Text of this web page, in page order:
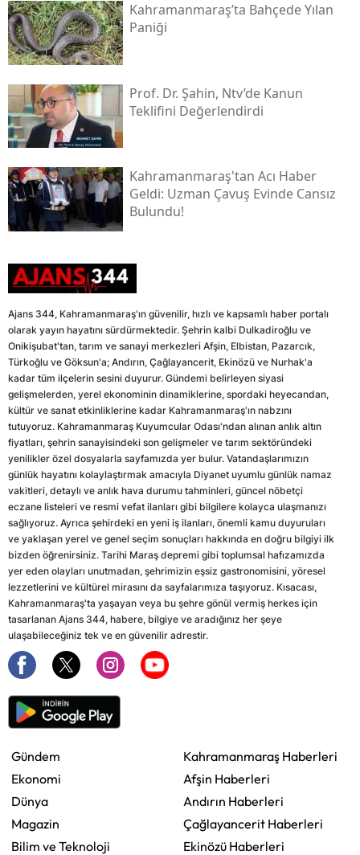
Kahramanmaraş’ta Bahçede Yılan
Paniği
Prof. Dr. Şahin, Ntv’de Kanun
Teklifini Değerlendirdi
Kahramanmaraş'tan Acı Haber
Geldi: Uzman Çavuş Evinde Cansız
Bulundu!
Ajans 344, Kahramanmaraş'ın güvenilir, hızlı ve kapsamlı haber portalı
olarak yayın hayatını sürdürmektedir. Şehrin kalbi Dulkadiroğlu ve
Onikişubat'tan, tarım ve sanayi merkezleri Afşin, Elbistan, Pazarcık,
Türkoğlu ve Göksun'a; Andırın, Çağlayancerit, Ekinözü ve Nurhak'a
kadar tüm ilçelerin sesini duyurur. Gündemi belirleyen siyasi
gelişmelerden, yerel ekonominin dinamiklerine, spordaki heyecandan,
kültür ve sanat etkinliklerine kadar Kahramanmaraş'ın nabzını
tutuyoruz. Kahramanmaraş Kuyumcular Odası'ndan alınan anlık altın
fiyatları, şehrin sanayisindeki son gelişmeler ve tarım sektöründeki
yenilikler özel dosyalarla sayfamızda yer bulur. Vatandaşlarımızın
günlük hayatını kolaylaştırmak amacıyla Diyanet uyumlu günlük namaz
vakitleri, detaylı ve anlık hava durumu tahminleri, güncel nöbetçi
eczane listeleri ve resmi vefat ilanları gibi bilgilere kolayca ulaşmanızı
sağlıyoruz. Ayrıca şehirdeki en yeni iş ilanları, önemli kamu duyuruları
ve yaklaşan yerel ve genel seçim sonuçları hakkında en doğru bilgiyi ilk
bizden öğrenirsiniz. Tarihi Maraş depremi gibi toplumsal hafızamızda
yer eden olayları unutmadan, şehrimizin eşsiz gastronomisini, yöresel
lezzetlerini ve kültürel mirasını da sayfalarımıza taşıyoruz. Kısacası,
Kahramanmaraş'ta yaşayan veya bu şehre gönül vermiş herkes için
tasarlanan Ajans 344, habere, bilgiye ve aradığınız her şeye
ulaşabileceğiniz tek ve en güvenilir adrestir.
Gündem
Ekonomi
Dünya
Magazin
Bilim ve Teknoloji
Kahramanmaraş Haberleri
Afşin Haberleri
Andırın Haberleri
Çağlayancerit Haberleri
Ekinözü Haberleri